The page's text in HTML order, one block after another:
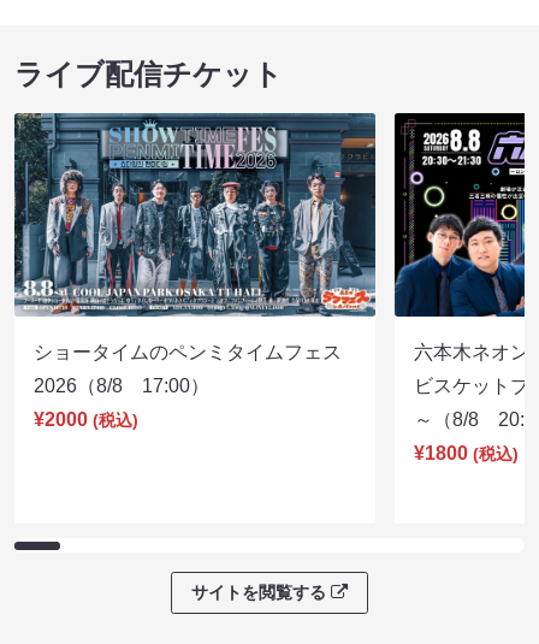
ライブ配信チケット
ショータイムのペンミタイムフェス
2026（8/8 17:00）
¥2000 (税込)
六本木ネオン
ビスケットブ
～（8/8
¥1800 (税込)
サイトを閲覧する